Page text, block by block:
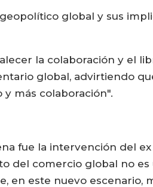
global y sus
la colaboración y el
global, advirtiendo
más colaboración".
fue la intervención del
del comercio global no
en este nuevo escenario,